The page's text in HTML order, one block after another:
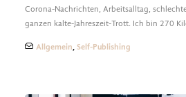
Corona-Nachrichten, Arbeitsalltag,
ganzen kalte-Jahreszeit-Trott. Ich bin 270
Allgemein, Self-Publishing